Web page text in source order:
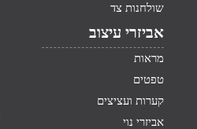
שולחנות צד
אביזרי עיצוב
מראות
טפטים
קערות ועציצים
אביזרי נוי